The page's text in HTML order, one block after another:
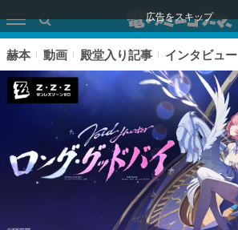
広告をスキップ
赫本 動画 殿堂入り記事 インタビュー